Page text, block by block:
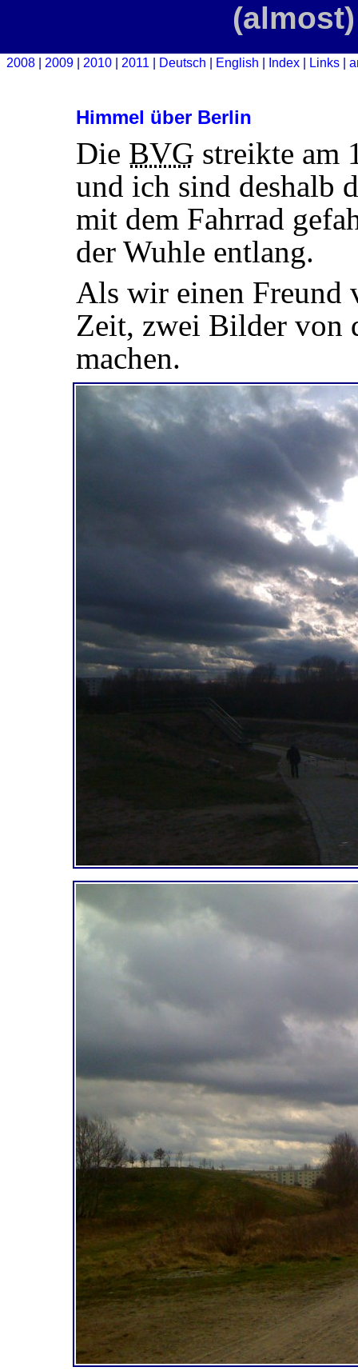
(almost)
2008 2009 2010 2011 Deutsch English Index Links
Himmel über Berlin
Die BVG streikte am
und ich sind deshalb
mit dem Fahrrad
der Wuhle entlang.
Als wir einen Freund
Zeit, zwei Bilder von
machen.